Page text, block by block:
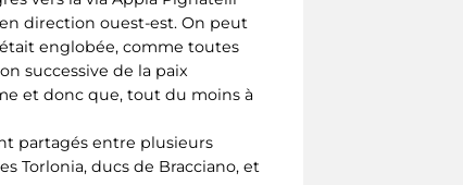
direction ouest-est. On peut
englobée, comme toutes
successive de la paix
et donc que, tout du moins à
partagés entre plusieurs
Torlonia, ducs de Bracciano, et